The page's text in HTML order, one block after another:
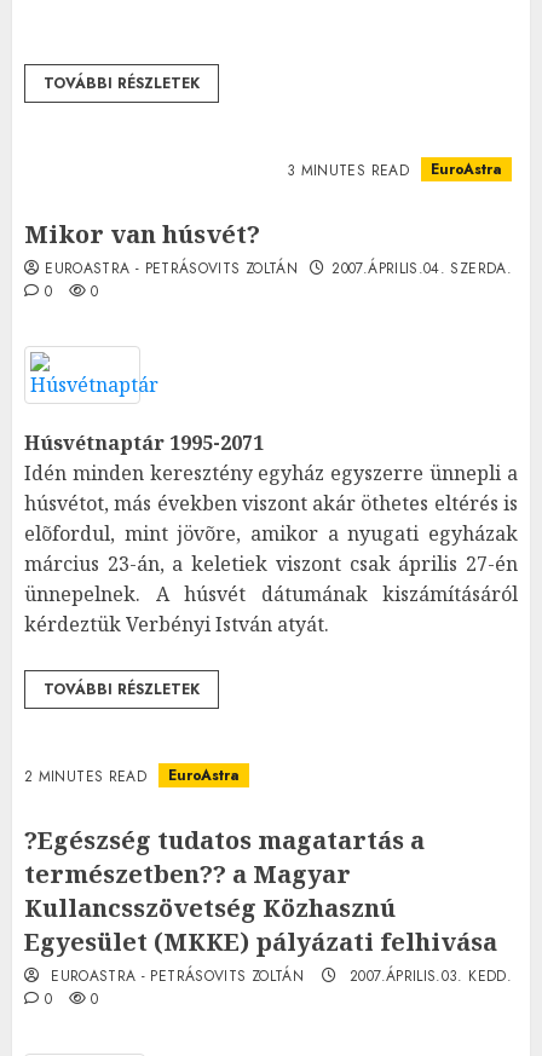
TOVÁBBI RÉSZLETEK
3 MINUTES READ EuroAstra
Mikor van húsvét?
EUROASTRA - PETRÁSOVITS ZOLTÁN
2007.ÁPRILIS.04. SZERDA.
0
0
Húsvétnaptár 1995-2071
Idén minden keresztény egyház egyszerre ünnepli a
húsvétot, más években viszont akár öthetes eltérés is
elõfordul, mint jövõre, amikor a nyugati egyházak
március 23-án, a keletiek viszont csak április 27-én
ünnepelnek. A húsvét dátumának kiszámításáról
kérdeztük Verbényi István atyát.
TOVÁBBI RÉSZLETEK
2 MINUTES READ EuroAstra
?Egészség tudatos magatartás a
természetben?? a Magyar
Kullancsszövetség Közhasznú
Egyesület (MKKE) pályázati felhivása
EUROASTRA - PETRÁSOVITS ZOLTÁN
2007.ÁPRILIS.03. KEDD.
0
0